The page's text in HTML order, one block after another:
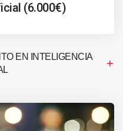
(6.000€)
EN INTELIGENCIA